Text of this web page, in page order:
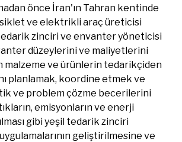
önce İran'ın Tahran kentinde
ve elektrikli araç üreticisi
zinciri ve envanter yöneticisi
düzeylerini ve maliyetlerini
malzeme ve ürünlerin tedarikçiden
planlamak, koordine etmek ve
ve problem çözme becerilerini
emisyonların ve enerji
gibi yeşil tedarik zinciri
geliştirilmesine ve